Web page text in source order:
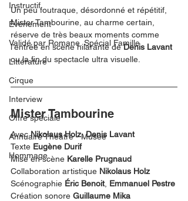
Instructif
Événement
Validé par Romane. Spécial Famille
Littérature
Cirque
Interview
Offre spéciale
Annuaire Théâtre - Musée
Hommage
Un peu foutraque, désordonné et répétitif,
Mister Tambourine, au charme certain,
réserve de très beaux moments comme
l’entrée en scène hilarante de Denis Lavant
ou la fin du spectacle ultra visuelle.
Mister Tambourine
Avec Nikolaus Holz, Denis Lavant
Texte Eugène Durif
Mise en scène Karelle Prugnaud
Collaboration artistique Nikolaus Holz
Scénographie Éric Benoit, Emmanuel Pestre
Création sonore Guillaume Mika